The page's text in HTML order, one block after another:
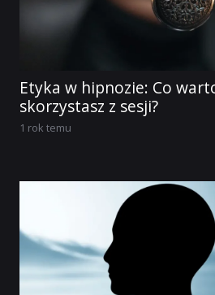
Etyka w hipnozie: Co
skorzystasz z sesji?
1 rok temu